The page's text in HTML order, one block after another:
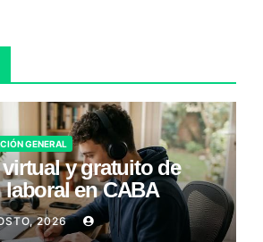
GENERAL
y gratuito de
en CABA
2026